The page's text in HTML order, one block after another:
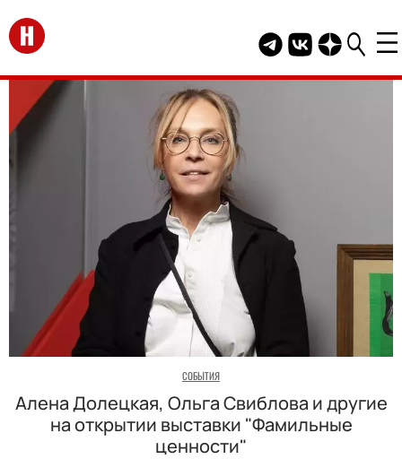
Перейти на главную
Telegram канал
Группа HELLO
Канал
СОБЫТИЯ
Алена Долецкая, Ольга Свиблова и другие
на открытии выставки "Фамильные
ценности"